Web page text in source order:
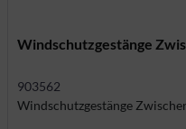
Windschutzgestänge
903562
Windschutzgestänge